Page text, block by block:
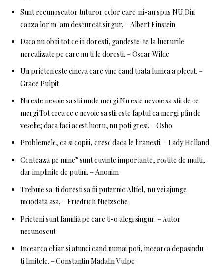
Sunt recunoscator tuturor celor care mi-au spus NU.Din
cauza lor m-am descurcat singur. – Albert Einstein
Daca nu obtii tot ce iti doresti, gandeste-te la lucrurile
nerealizate pe care nu ti le doresti. – Oscar Wilde
Un prieten este cineva care vine cand toata lumea a plecat. –
Grace Pulpit
Nu este nevoie sa stii unde mergi.Nu este nevoie sa stii de ce
mergi.Tot ceea ce e nevoie sa stii este faptul ca mergi plin de
veselie; daca faci acest lucru, nu poti gresi. – Osho
Problemele, ca si copiii, cresc daca le hranesti. – Lady Holland
Conteaza pe mine” sunt cuvinte importante, rostite de multi,
dar implinite de putini. – Anonim
Trebuie sa-ti doresti sa fii puternic.Altfel, nu vei ajunge
niciodata asa. – Friedrich Nietzsche
Prieteni sunt familia pe care ti-o alegi singur. – Autor
necunoscut
Incearca chiar si atunci cand numai poti, incearca depasindu-
ti limitele. – Constantin Madalin Vulpe